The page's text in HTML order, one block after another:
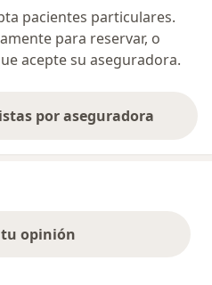
pacientes particulares.
para reservar, o
acepte su aseguradora.
por aseguradora
opinión